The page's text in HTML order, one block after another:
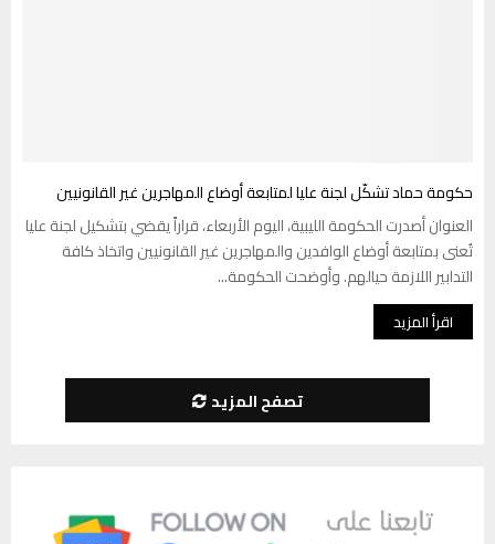
حكومة حماد تشكّل لجنة عليا لمتابعة أوضاع المهاجرين غير القانونيين
العنوان أصدرت الحكومة الليبية، اليوم الأربعاء، قراراً يقضي بتشكيل لجنة عليا
تُعنى بمتابعة أوضاع الوافدين والمهاجرين غير القانونيين واتخاذ كافة
التدابير اللازمة حيالهم. وأوضحت الحكومة...
اقرأ المزيد
تصفح المزيد